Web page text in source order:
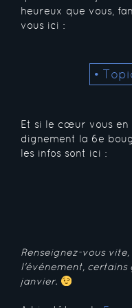
heureux que vous,
vous ici :
•
Et si le cœur vous en
dignement la 6e
les infos sont ici :
Renseignez-vous
l'événement, certains
janvier.